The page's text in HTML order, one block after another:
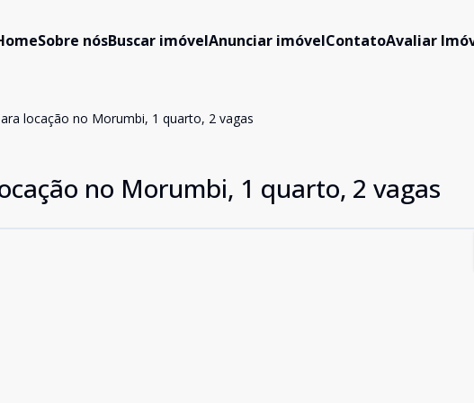
Sobre nósBuscar imóvelAnunciar imóvelContatoAvaliar
locação no Morumbi, 1 quarto, 2 vagas
no Morumbi, 1 quarto, 2 vagas